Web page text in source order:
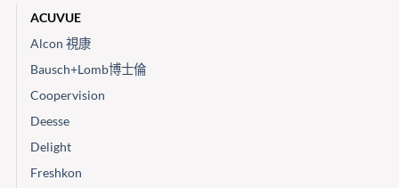
ACUVUE
Alcon 視康
Bausch+Lomb博士倫
Coopervision
Deesse
Delight
Freshkon